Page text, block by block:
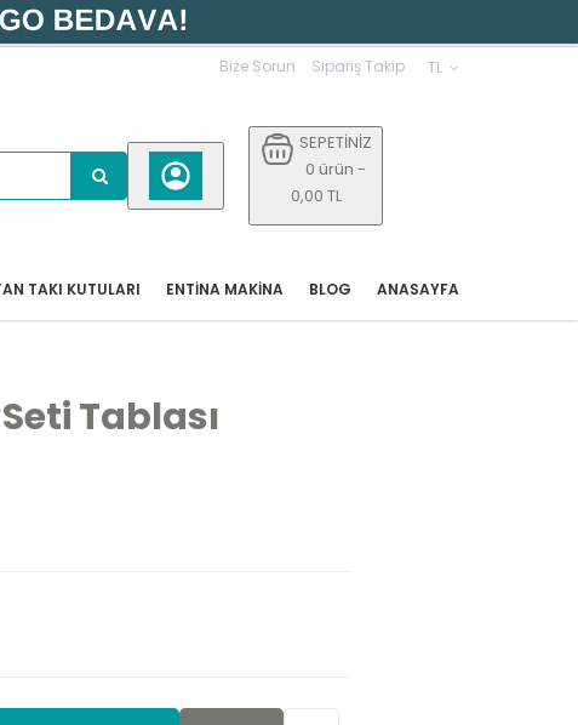
Bize Sorun Sipariş Takip TL
SEPETİNİZ
0 ürün -
0,00 TL
ANASAYFA
BLOG
ENTİNA MAKİNA
TAKI KUTULARI
Tablası